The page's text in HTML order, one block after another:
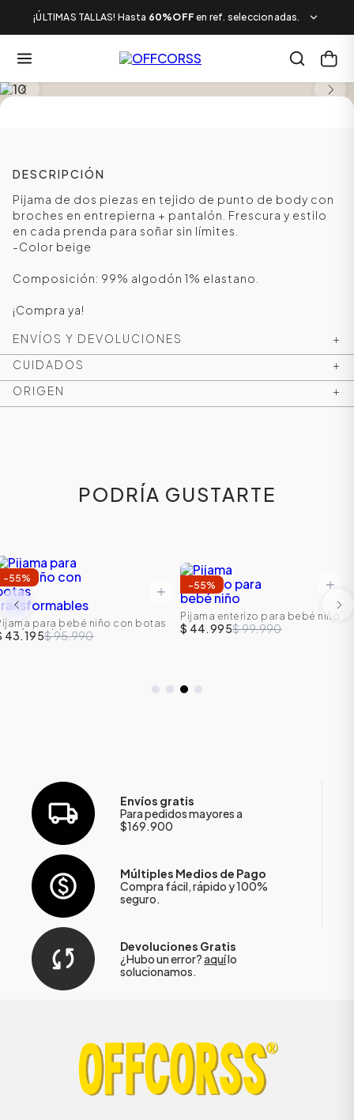
¡ÚLTIMAS TALLAS! Hasta 60%OFF en ref. seleccionadas.
DESCRIPCIÓN
Pijama de dos piezas en tejido de punto de body con
broches en entrepierna + pantalón. Frescura y estilo
en cada prenda para soñar sin límites.
-Color beige
Composición: 99% algodón 1% elastano.
¡Compra ya!
ENVÍOS Y DEVOLUCIONES
+
CUIDADOS
+
ORIGEN
+
PODRÍA GUSTARTE
-55%
para bebé niño con botas
43.195$ 95.990
-55%
Pijama enterizo para bebé niño
$ 44.995$ 99.990
Envíos gratis
Para pedidos mayores a
$169.900
Múltiples Medios de Pago
Compra fácil, rápido y 100%
seguro.
Devoluciones Gratis
¿Hubo un error?aquílo
solucionamos.